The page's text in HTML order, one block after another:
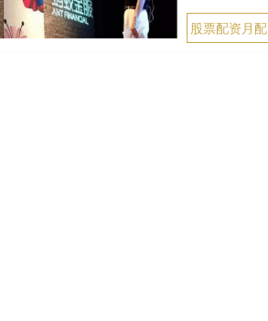
股票配资月配